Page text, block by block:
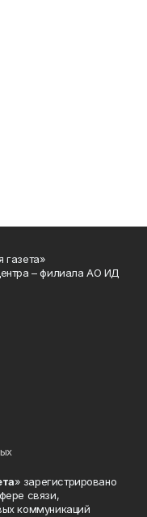
газета»
– филиала АО ИД
» зарегистрировано
связи,
коммуникаций